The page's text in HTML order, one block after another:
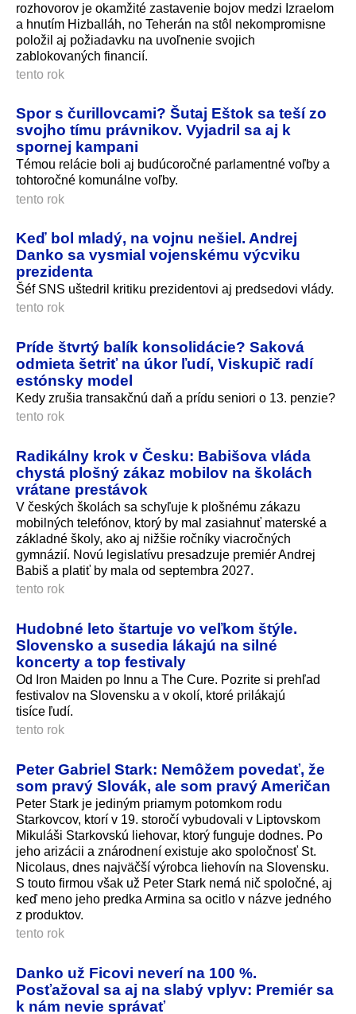
rozhovorov je okamžité zastavenie bojov medzi Izraelom
a hnutím Hizballáh, no Teherán na stôl nekompromisne
položil aj požiadavku na uvoľnenie svojich
zablokovaných financií.
tento rok
Spor s čurillovcami? Šutaj Eštok sa teší zo
svojho tímu právnikov. Vyjadril sa aj k
spornej kampani
Témou relácie boli aj budúcoročné parlamentné voľby a
tohtoročné komunálne voľby.
tento rok
Keď bol mladý, na vojnu nešiel. Andrej
Danko sa vysmial vojenskému výcviku
prezidenta
Šéf SNS uštedril kritiku prezidentovi aj predsedovi vlády.
tento rok
Príde štvrtý balík konsolidácie? Saková
odmieta šetriť na úkor ľudí, Viskupič radí
estónsky model
Kedy zrušia transakčnú daň a prídu seniori o 13. penzie?
tento rok
Radikálny krok v Česku: Babišova vláda
chystá plošný zákaz mobilov na školách
vrátane prestávok
V českých školách sa schyľuje k plošnému zákazu
mobilných telefónov, ktorý by mal zasiahnuť materské a
základné školy, ako aj nižšie ročníky viacročných
gymnázií. Novú legislatívu presadzuje premiér Andrej
Babiš a platiť by mala od septembra 2027.
tento rok
Hudobné leto štartuje vo veľkom štýle.
Slovensko a susedia lákajú na silné
koncerty a top festivaly
Od Iron Maiden po Innu a The Cure. Pozrite si prehľad
festivalov na Slovensku a v okolí, ktoré prilákajú
tisíce ľudí.
tento rok
Peter Gabriel Stark: Nemôžem povedať, že
som pravý Slovák, ale som pravý Američan
Peter Stark je jediným priamym potomkom rodu
Starkovcov, ktorí v 19. storočí vybudovali v Liptovskom
Mikuláši Starkovskú liehovar, ktorý funguje dodnes. Po
jeho arizácii a znárodnení existuje ako spoločnosť St.
Nicolaus, dnes najväčší výrobca liehovín na Slovensku.
S touto firmou však už Peter Stark nemá nič spoločné, aj
keď meno jeho predka Armina sa ocitlo v názve jedného
z produktov.
tento rok
Danko už Ficovi neverí na 100 %.
Posťažoval sa aj na slabý vplyv: Premiér sa
k nám nevie správať